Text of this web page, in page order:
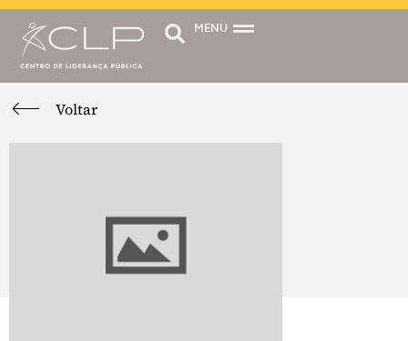
MENU
Voltar